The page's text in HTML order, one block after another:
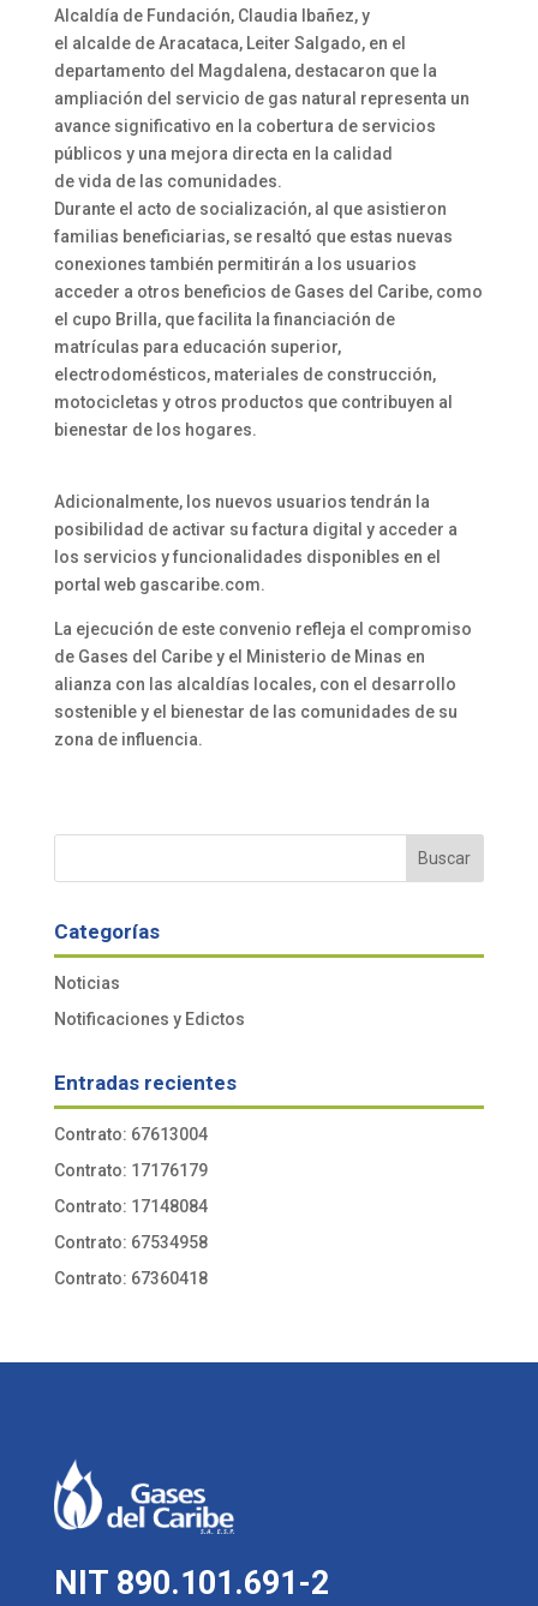
Alcaldía de Fundación, Claudia Ibañez, y
el alcalde de Aracataca, Leiter Salgado, en el
departamento del Magdalena, destacaron que la
ampliación del servicio de gas natural representa un
avance significativo en la cobertura de servicios
públicos y una mejora directa en la calidad
de vida de las comunidades.
Durante el acto de socialización, al que asistieron
familias beneficiarias, se resaltó que estas nuevas
conexiones también permitirán a los usuarios
acceder a otros beneficios de Gases del Caribe, como
el cupo Brilla, que facilita la financiación de
matrículas para educación superior,
electrodomésticos, materiales de construcción,
motocicletas y otros productos que contribuyen al
bienestar de los hogares.
Adicionalmente, los nuevos usuarios tendrán la
posibilidad de activar su factura digital y acceder a
los servicios y funcionalidades disponibles en el
portal web gascaribe.com.
La ejecución de este convenio refleja el compromiso
de Gases del Caribe y el Ministerio de Minas en
alianza con las alcaldías locales, con el desarrollo
sostenible y el bienestar de las comunidades de su
zona de influencia.
Buscar
Categorías
Noticias
Notificaciones y Edictos
Entradas recientes
Contrato: 67613004
Contrato: 17176179
Contrato: 17148084
Contrato: 67534958
Contrato: 67360418
NIT 890.101.691-2